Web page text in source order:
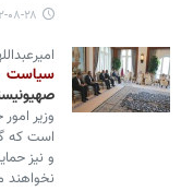
۱۴۰۲-۰۸-
سیاست
وزیر
است که
و نیز
نخواهند